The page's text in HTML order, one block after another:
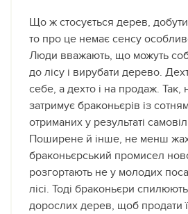
Що ж стосується дерев,
то про це немає сенсу
Люди вважають, що можуть
до лісу і вирубати дерево.
себе, а дехто і на продаж. Так,
затримує браконьєрів із
отриманих у результаті
Поширене й інше, не менш
браконьєрський промисел
розгортають не у молодих
лісі. Тоді браконьєри
дорослих дерев, щоб продати